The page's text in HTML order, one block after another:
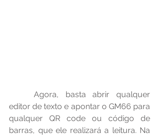
editor de texto e apontar o GM66 para
qualquer QR code ou código de
barras, que ele realizará a leitura. Na